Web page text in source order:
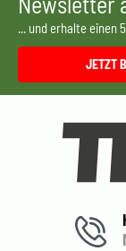
... und erhalte einen
JETZT